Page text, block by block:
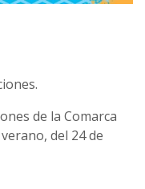
de la Comarca
del 24 de